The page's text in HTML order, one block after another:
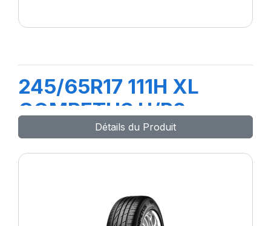
245/65R17 111H XL
COMPETUS H/P2
Détails du Produit